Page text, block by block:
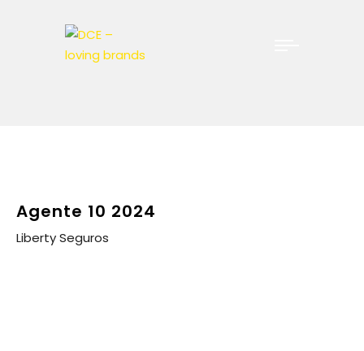
Agente 10 2024
Liberty Seguros